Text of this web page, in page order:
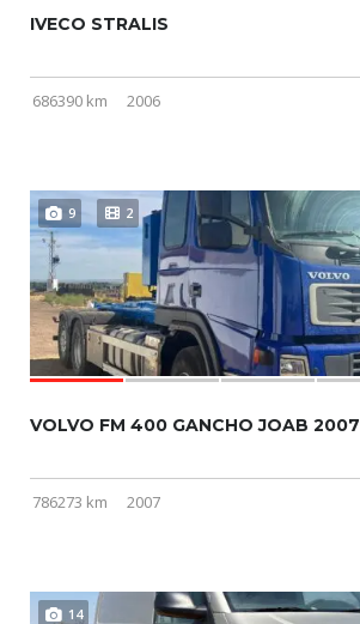
IVECO STRALIS
686390 km 2006
9 2
VOLVO FM 400 GANCHO JOAB 2007
786273 km 2007
14